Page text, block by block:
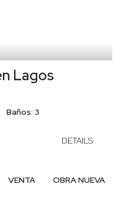
Lagos
Baños: 3
DETAILS
OBRA NUEVA
VENTA